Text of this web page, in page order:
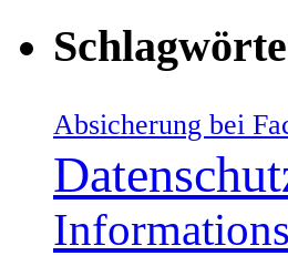
Absicherung bei